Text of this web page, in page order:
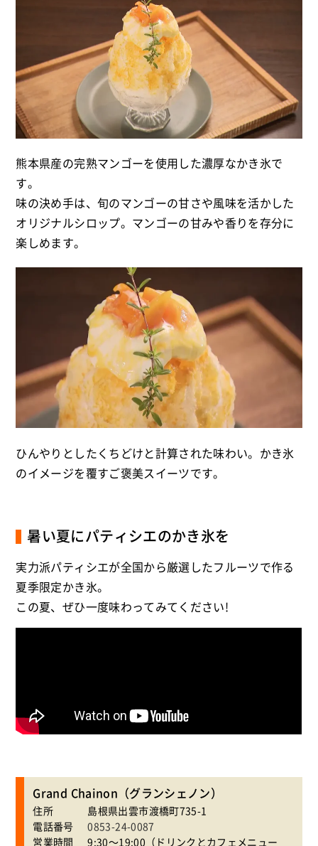
熊本県産の完熟マンゴーを使用した濃厚なかき氷で
す。
味の決め手は、旬のマンゴーの甘さや風味を活かした
オリジナルシロップ。マンゴーの甘みや香りを存分に
楽しめます。
ひんやりとしたくちどけと計算された味わい。かき氷
のイメージを覆すご褒美スイーツです。
暑い夏にパティシエのかき氷を
実力派パティシエが全国から厳選したフルーツで作る
夏季限定かき氷。
この夏、ぜひ一度味わってみてください!
Grand Chainon（グランシェノン）
住所
島根県出雲市渡橋町735-1
電話番号
0853-24-0087
営業時間
9:30～19:00（ドリンクとカフェメニュー